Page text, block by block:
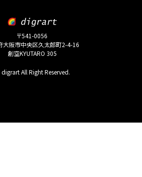
〒541-0056
大阪市中央区久太郎町2-4-16
創空KYUTARO 305
All Right Reserved.